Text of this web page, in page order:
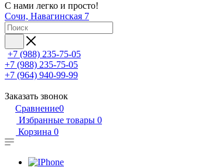
С нами легко и просто!
Сочи, Навагинская 7
+7 (988) 235-75-05
+7 (988) 235-75-05
+7 (964) 940-99-99
Заказать звонок
Сравнение0
Избранные товары 0
Корзина 0